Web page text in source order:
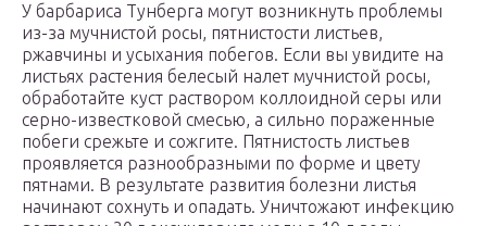
У барбариса Тунберга могут возникнуть проблемы
из-за мучнистой росы, пятнистости листьев,
ржавчины и усыхания побегов. Если вы увидите на
листьях растения белесый налет мучнистой росы,
обработайте куст раствором коллоидной серы или
серно-известковой смесью, а сильно пораженные
побеги срежьте и сожгите. Пятнистость листьев
проявляется разнообразными по форме и цвету
пятнами. В результате развития болезни листья
начинают сохнуть и опадать. Уничтожают инфекцию